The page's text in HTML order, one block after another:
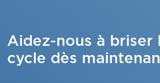
Aidez-nous à briser
cycle dès